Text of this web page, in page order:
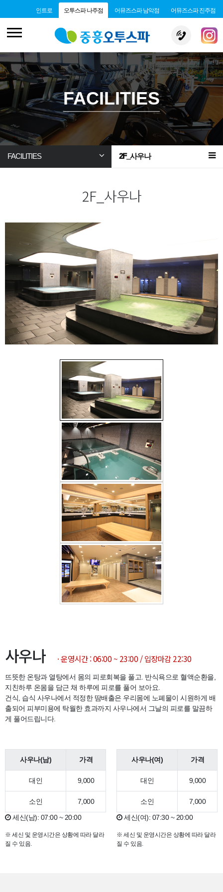
인트로 오투스파 나주점 어뮤즈스파 남악점 어뮤즈스파 진주점
FACILITIES
FACILITIES 2F_사우나
2F_사우나
사우나 · 운영시간 : 06:00 ~ 23:00 / 입장마감 22:30
뜨뜻한 온탕과 열탕에서 몸의 피로회복을 풀고. 반식욕으로 혈액순환을,
지친하루 온몸을 담근 채 하루에 피로를 풀어 보아요.
건식, 습식 사우나에서 적정한 땀배출은 우리몸에 노폐물이 시원하게 배
출되어 피부미용에 탁월한 효과까지 사우나에서 그날의 피로를 말끔하
게 풀어드립니다.
사우나(남) 가격
대인 9,000
소인
7,000
세신(남): 07:00 ~ 20:00
※ 세신 및 운영시간은 상황에 따라 달라
질 수 있음.
사우나(여) 가격
대인 9,000
소인
7,000
세신(여): 07:30 ~ 20:00
※ 세신 및 운영시간은 상황에 따라 달라
질 수 있음.